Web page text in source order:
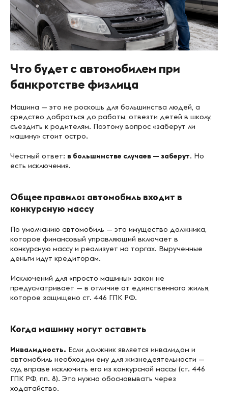
Что будет с автомобилем при
банкротстве физлица
Машина — это не роскошь для большинства людей, а
средство добраться до работы, отвезти детей в школу,
съездить к родителям. Поэтому вопрос «заберут ли
машину» стоит остро.
Честный ответ: в большинстве случаев — заберут. Но
есть исключения.
Общее правило: автомобиль входит в
конкурсную массу
По умолчанию автомобиль — это имущество должника,
которое финансовый управляющий включает в
конкурсную массу и реализует на торгах. Вырученные
деньги идут кредиторам.
Исключений для «просто машины» закон не
предусматривает — в отличие от единственного жилья,
которое защищено ст. 446 ГПК РФ.
Когда машину могут оставить
Инвалидность. Если должник является инвалидом и
автомобиль необходим ему для жизнедеятельности —
суд вправе исключить его из конкурсной массы (ст. 446
ГПК РФ, пп. 8). Это нужно обосновывать через
ходатайство.